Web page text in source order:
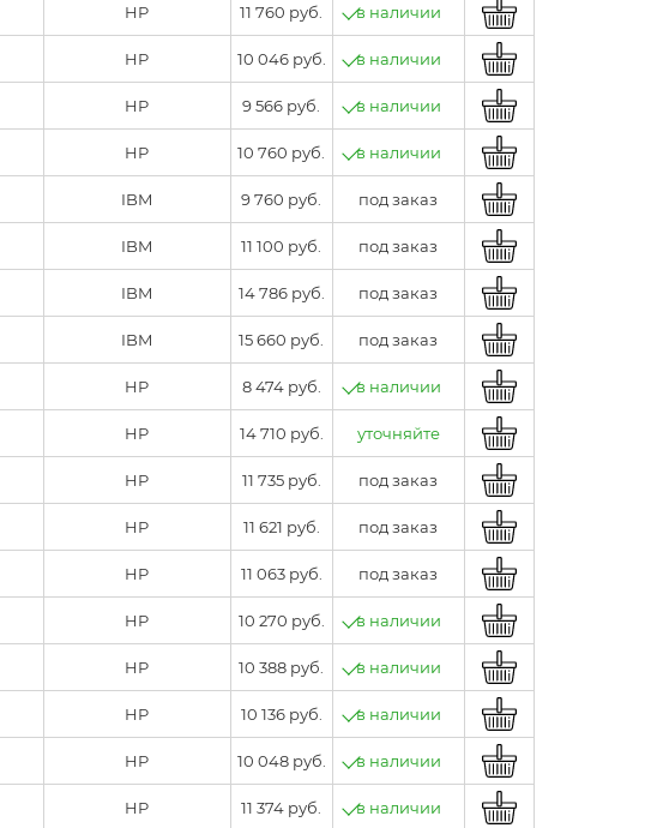
HP 11 760 руб. в наличии
HP 10 046 руб. в наличии
HP 9 566 руб. в наличии
HP 10 760 руб. в наличии
IBM 9 760 руб. под заказ
IBM 11 100 руб. под заказ
IBM 14 786 руб. под заказ
IBM 15 660 руб. под заказ
HP 8 474 руб. в наличии
HP 14 710 руб. уточняйте
HP 11 735 руб. под заказ
HP 11 621 руб. под заказ
HP 11 063 руб. под заказ
HP 10 270 руб. в наличии
HP 10 388 руб. в наличии
HP 10 136 руб. в наличии
HP 10 048 руб. в наличии
HP 11 374 руб. в наличии